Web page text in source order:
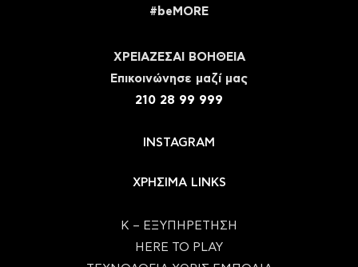
#beMORE
ΧΡΕΙΑΖΕΣΑΙ ΒΟΗΘΕΙΑ
Eπικοινώνησε μαζί μας
210 28 99 999
INSTAGRAM
ΧΡΗΣΙΜΑ LINKS
Κ – ΕΞΥΠΗΡΕΤΗΣΗ
HERE TO PLAY